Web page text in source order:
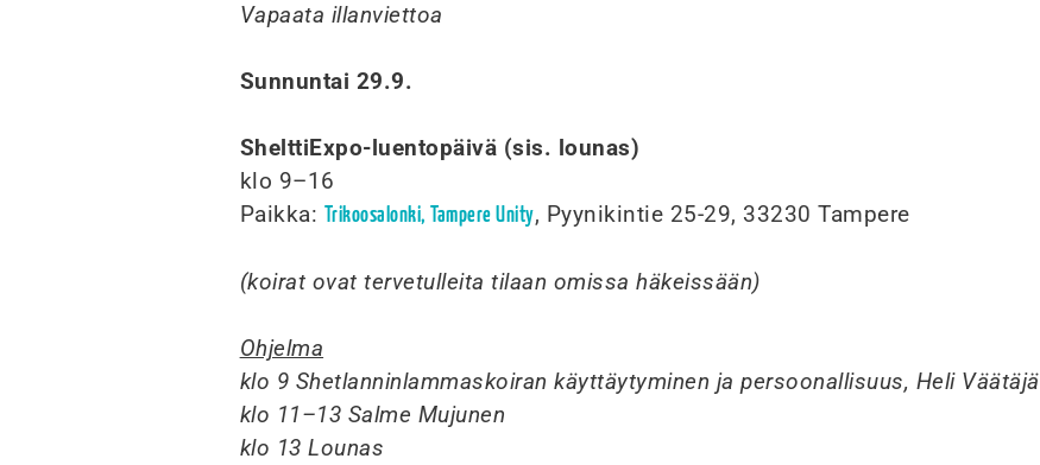
Vapaata illanviettoa
Sunnuntai 29.9.
ShelttiExpo-luentopäivä (sis. lounas)
klo 9–16
Paikka:
Trikoosalonki, Tampere Unity, Pyynikintie 25-29, 33230 Tampere
(koirat ovat tervetulleita tilaan omissa häkeissään)
Ohjelma
klo 9 Shetlanninlammaskoiran käyttäytyminen ja persoonallisuus, Heli Väätäjä
klo 11–13 Salme Mujunen
klo 13 Lounas